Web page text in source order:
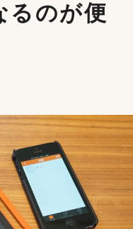
るのが便